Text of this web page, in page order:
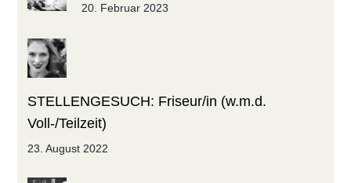
20. Februar 2023
STELLENGESUCH: Friseur/in (w.m.d.
Voll-/Teilzeit)
23. August 2022